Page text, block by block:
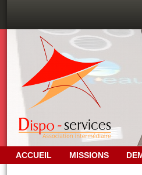
ACCUEIL MISSIONS